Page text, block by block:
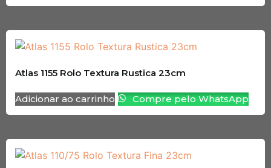
Atlas 1155 Rolo Textura Rustica 23cm
Adicionar ao carrinho Compre pelo WhatsApp